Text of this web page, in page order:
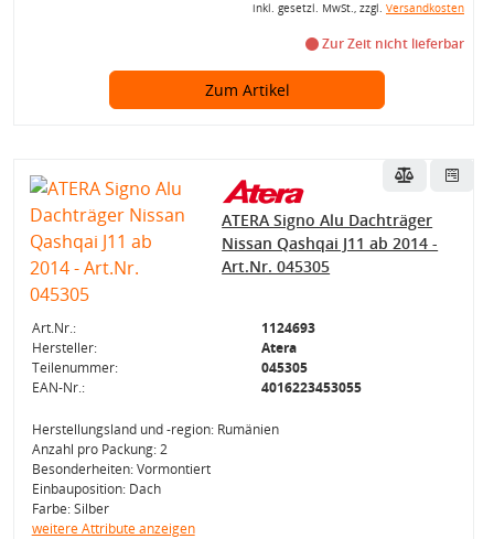
inkl. gesetzl. MwSt., zzgl. Versandkosten
Zur Zeit nicht lieferbar
Zum Artikel
ATERA Signo Alu Dachträger
Nissan Qashqai J11 ab 2014 -
Art.Nr. 045305
Art.Nr.:
1124693
Hersteller:
Atera
Teilenummer:
045305
EAN-Nr.:
4016223453055
Herstellungsland und -region: Rumänien
Anzahl pro Packung: 2
Besonderheiten: Vormontiert
Einbauposition: Dach
Farbe: Silber
weitere Attribute anzeigen